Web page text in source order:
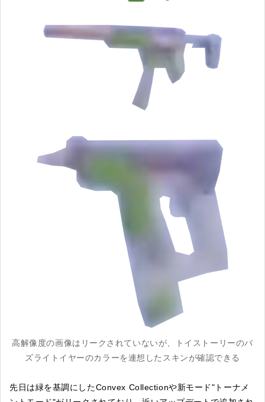
高解像度の画像はリークされていないが、トイストーリーのバ
ズライトイヤーのカラーを連想したスキンが確認できる
先日は緑を基調にしたConvex Collectionや新モード"トーナメ